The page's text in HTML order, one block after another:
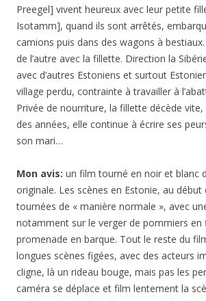
Preegel] vivent heureux avec leur petite
Isotamm], quand ils sont arrêtés,
camions puis dans des wagons à bestiaux.
de l’autre avec la fillette. Direction la
avec d’autres Estoniens et surtout
village perdu, contrainte à travailler à
Privée de nourriture, la fillette décède
des années, elle continue à écrire ses
son mari…
Mon avis: un film tourné en noir et blanc
originale. Les scènes en Estonie, au
tournées de « manière normale », avec
notamment sur le verger de pommiers en
promenade en barque. Tout le reste du
longues scènes figées, avec des acteurs
cligne, là un rideau bouge, mais pas les
caméra se déplace et film lentement la